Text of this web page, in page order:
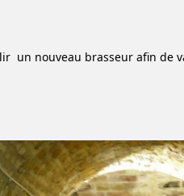
un nouveau brasseur afin de